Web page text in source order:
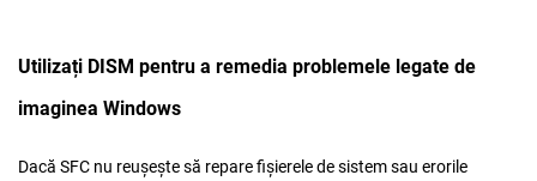
Utilizați DISM pentru a remedia problemele legate de
imaginea Windows
Dacă SFC nu reușește să repare fișierele de sistem sau erorile